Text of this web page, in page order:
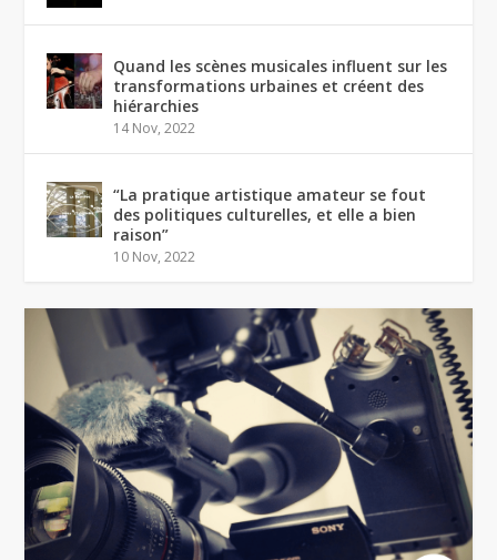
Quand les scènes musicales influent sur les
transformations urbaines et créent des
hiérarchies
14 Nov, 2022
“La pratique artistique amateur se fout
des politiques culturelles, et elle a bien
raison”
10 Nov, 2022